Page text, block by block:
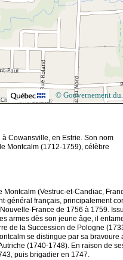
© Gouvernement du
Cowansville, en Estrie. Son nom
Montcalm (1712-1759), célèbre
(Vestruc-et-Candiac,
général français, principalement
France de 1756 à 1759.
armes dès son jeune âge, il
de la Succession de Pologne
se distingue par sa bravoure
(1740-1748). En raison de
puis brigadier en 1747.